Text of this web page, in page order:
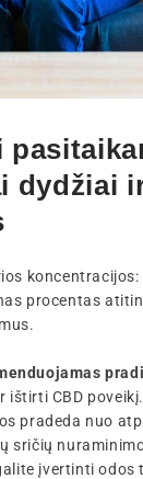
dydžiai
koncentracijos:
procentas
CBD
pradeda nuo
sričių
įvertinti odos